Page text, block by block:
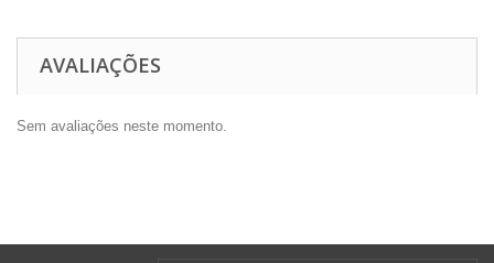
AVALIAÇÕES
Sem avaliações neste momento.